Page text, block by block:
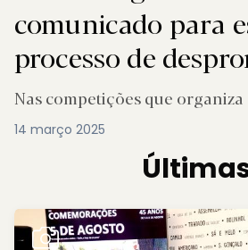
comunicado para
processo de
Nas competições que organiza
14 março 2025